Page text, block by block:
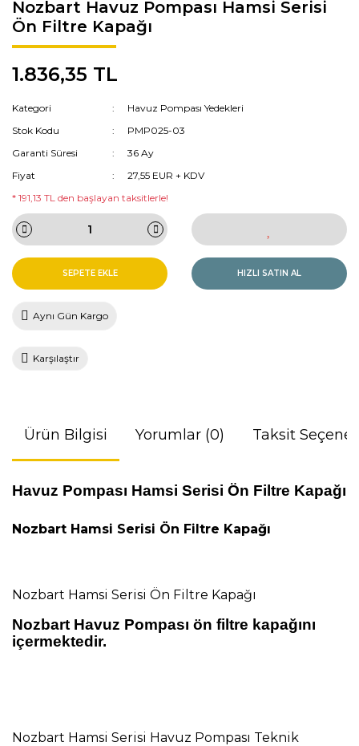
Nozbart Havuz Pompası Hamsi Serisi
Ön Filtre Kapağı
1.836,35 TL
Kategori
Havuz Pompası Yedekleri
Stok Kodu
PMP025-03
Garanti Süresi
36 Ay
Fiyat
27,55 EUR + KDV
* 191,13 TL den başlayan taksitlerle!
SEPETE EKLE HIZLI SATIN AL
Aynı Gün Kargo
Karşılaştır
Ürün Bilgisi Yorumlar (0) Taksit
Havuz Pompası Hamsi Serisi Ön Filtre Kapağı
Nozbart Hamsi Serisi Ön Filtre Kapağı
Nozbart Hamsi Serisi Ön Filtre Kapağı
Nozbart Havuz Pompası ön filtre kapağını
içermektedir.
Nozbart Hamsi Serisi Havuz Pompası Teknik